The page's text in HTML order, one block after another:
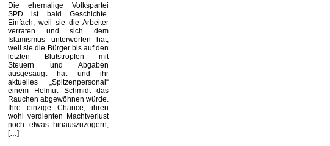
Die ehemalige Volkspartei
SPD ist bald Geschichte.
Einfach, weil sie die Arbeiter
verraten und sich dem
Islamismus unterworfen hat,
weil sie die Bürger bis auf den
letzten Blutstropfen mit
Steuern und Abgaben
ausgesaugt hat und ihr
aktuelles „Spitzenpersonal“
einem Helmut Schmidt das
Rauchen abgewöhnen würde.
Ihre einzige Chance, ihren
wohl verdienten Machtverlust
noch etwas hinauszuzögern,
[…]